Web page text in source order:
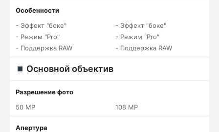
Особенности
- Эффект "боке"
- Режим "Pro"
- Поддержка RAW
- Эффект "боке"
- Режим "Pro"
- Поддержка RAW
Основной объектив
Разрешение фото
50 MP
108 MP
Апертура